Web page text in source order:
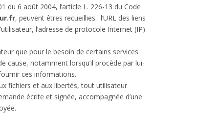
du 6 août 2004, l’article L. 226-13 du Code
, peuvent êtres recueillies : l’URL des liens
l’adresse de protocole Internet (IP)
que pour le besoin de certains services
cause, notamment lorsqu’il procède par lui-
ces informations.
fichiers et aux libertés, tout utilisateur
écrite et signée, accompagnée d’une